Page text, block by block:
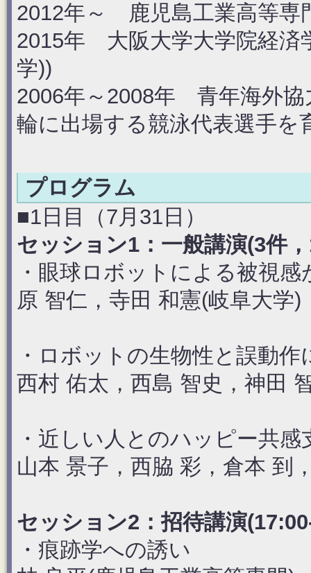
2012年～ 鹿児島工業高等
2015年 大阪大学大学院経済
学))
2006年～2008年 青年海外
輪に出場する競泳代表選手を
プログラム
■1日目（7月31日）
セッション1：一般講演(3件
・眼球ロボットによる被視
原 智仁，寺田 和憲(岐阜大学)
・ロボットの生物性と誤動
西村 佑太，西島 智史，神田
・近しい人とのハッピー共
山本 景子，西脇 彩，倉本 到
セッション2：招待講演
・痕跡学への誘い